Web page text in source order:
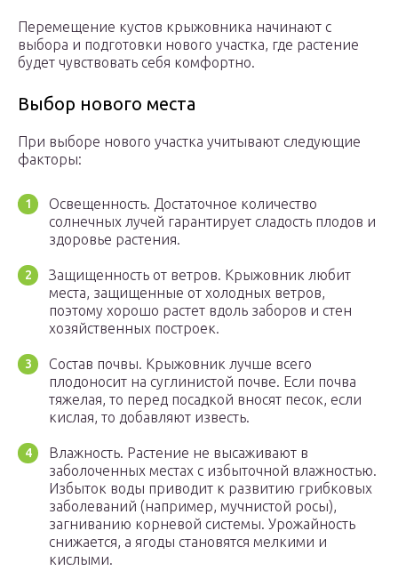
Перемещение кустов крыжовника начинают с
выбора и подготовки нового участка, где растение
будет чувствовать себя комфортно.
Выбор нового места
При выборе нового участка учитывают следующие
факторы:
Освещенность. Достаточное количество
солнечных лучей гарантирует сладость плодов и
здоровье растения.
Защищенность от ветров. Крыжовник любит
места, защищенные от холодных ветров,
поэтому хорошо растет вдоль заборов и стен
хозяйственных построек.
Состав почвы. Крыжовник лучше всего
плодоносит на суглинистой почве. Если почва
тяжелая, то перед посадкой вносят песок, если
кислая, то добавляют известь.
Влажность. Растение не высаживают в
заболоченных местах с избыточной влажностью.
Избыток воды приводит к развитию грибковых
заболеваний (например, мучнистой росы),
загниванию корневой системы. Урожайность
снижается, а ягоды становятся мелкими и
кислыми.